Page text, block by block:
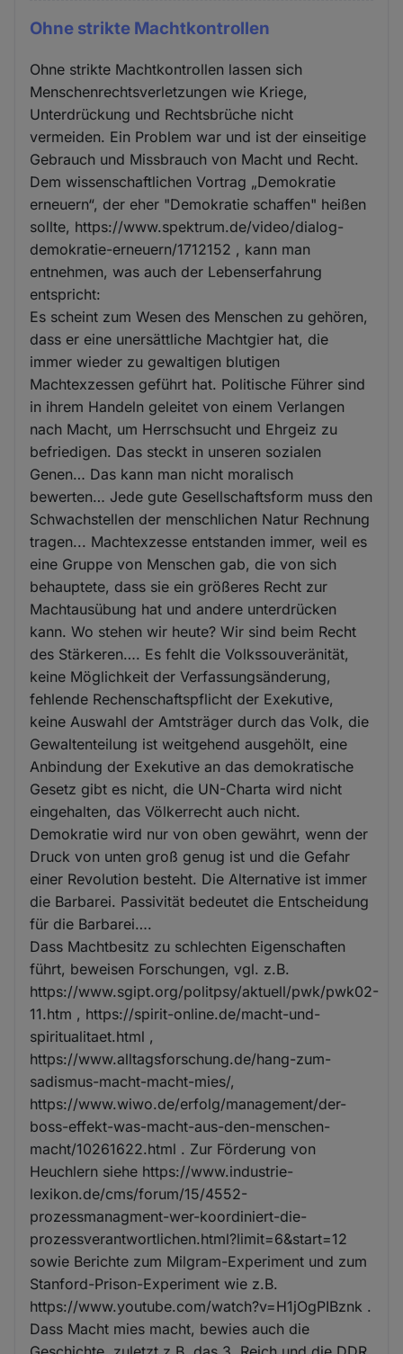
Ohne strikte Machtkontrollen
Ohne strikte Machtkontrollen lassen sich
Menschenrechtsverletzungen wie Kriege,
Unterdrückung und Rechtsbrüche nicht
vermeiden. Ein Problem war und ist der einseitige
Gebrauch und Missbrauch von Macht und Recht.
Dem wissenschaftlichen Vortrag „Demokratie
erneuern“, der eher "Demokratie schaffen" heißen
sollte, https://www.spektrum.de/video/dialog-
demokratie-erneuern/1712152 , kann man
entnehmen, was auch der Lebenserfahrung
entspricht:
Es scheint zum Wesen des Menschen zu gehören,
dass er eine unersättliche Machtgier hat, die
immer wieder zu gewaltigen blutigen
Machtexzessen geführt hat. Politische Führer sind
in ihrem Handeln geleitet von einem Verlangen
nach Macht, um Herrschsucht und Ehrgeiz zu
befriedigen. Das steckt in unseren sozialen
Genen… Das kann man nicht moralisch
bewerten… Jede gute Gesellschaftsform muss den
Schwachstellen der menschlichen Natur Rechnung
tragen... Machtexzesse entstanden immer, weil es
eine Gruppe von Menschen gab, die von sich
behauptete, dass sie ein größeres Recht zur
Machtausübung hat und andere unterdrücken
kann. Wo stehen wir heute? Wir sind beim Recht
des Stärkeren…. Es fehlt die Volkssouveränität,
keine Möglichkeit der Verfassungsänderung,
fehlende Rechenschaftspflicht der Exekutive,
keine Auswahl der Amtsträger durch das Volk, die
Gewaltenteilung ist weitgehend ausgehölt, eine
Anbindung der Exekutive an das demokratische
Gesetz gibt es nicht, die UN-Charta wird nicht
eingehalten, das Völkerrecht auch nicht.
Demokratie wird nur von oben gewährt, wenn der
Druck von unten groß genug ist und die Gefahr
einer Revolution besteht. Die Alternative ist immer
die Barbarei. Passivität bedeutet die Entscheidung
für die Barbarei….
Dass Machtbesitz zu schlechten Eigenschaften
führt, beweisen Forschungen, vgl. z.B.
https://www.sgipt.org/politpsy/aktuell/pwk/pwk02-
11.htm , https://spirit-online.de/macht-und-
spiritualitaet.html ,
https://www.alltagsforschung.de/hang-zum-
sadismus-macht-macht-mies/,
https://www.wiwo.de/erfolg/management/der-
boss-effekt-was-macht-aus-den-menschen-
macht/10261622.html . Zur Förderung von
Heuchlern siehe https://www.industrie-
lexikon.de/cms/forum/15/4552-
prozessmanagment-wer-koordiniert-die-
prozessverantwortlichen.html?limit=6&start=12
sowie Berichte zum Milgram-Experiment und zum
Stanford-Prison-Experiment wie z.B.
https://www.youtube.com/watch?v=H1jOgPIBznk .
Dass Macht mies macht, bewies auch die